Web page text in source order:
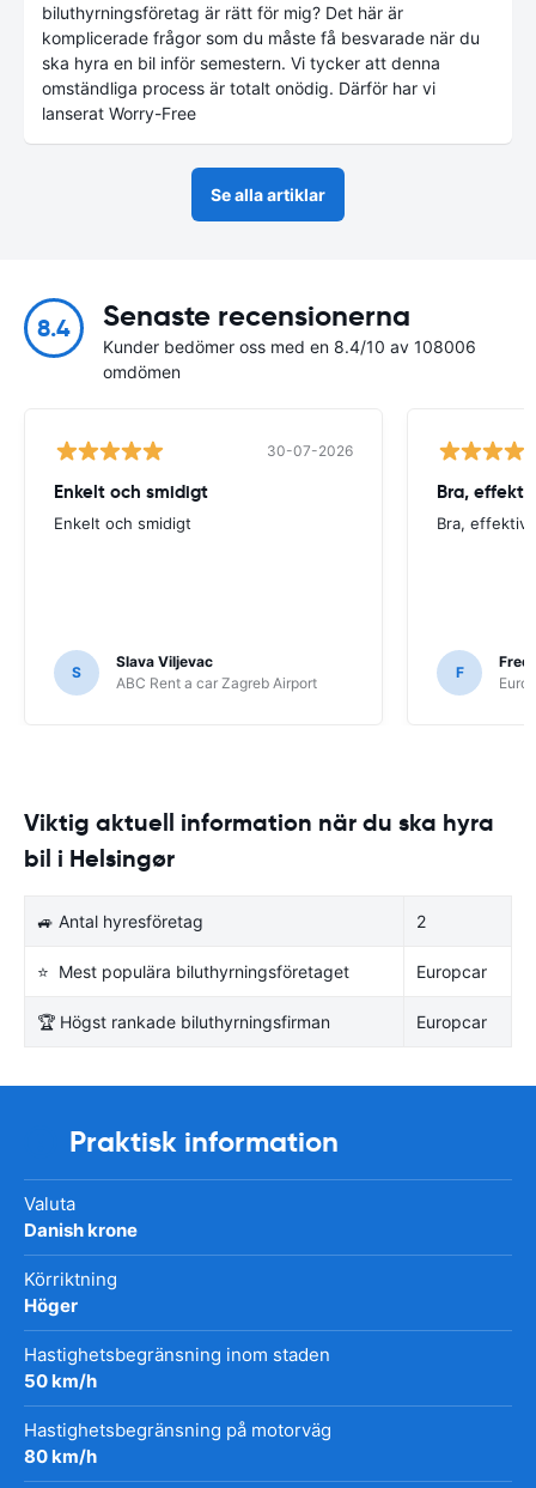
biluthyrningsföretag är rätt för mig? Det här är
komplicerade frågor som du måste få besvarade när du
ska hyra en bil inför semestern. Vi tycker att denna
omständliga process är totalt onödig. Därför har vi
lanserat Worry-Free
Se alla artiklar
8.4 Senaste recensionerna
Kunder bedömer oss med en 8.4/10 av 108006
omdömen
30-07-2026
Enkelt och smidigt
Enkelt och smidigt
S
Slava Viljevac
ABC Rent a car Zagreb Airport
Bra,
Bra, effektiv
F
Viktig aktuell information när du ska hyra
bil i Helsingør
🚙 Antal hyresföretag 2
⭐ Mest populära biluthyrningsföretaget Europcar
🏆 Högst rankade biluthyrningsfirman Europcar
Praktisk information
Valuta
Danish krone
Körriktning
Höger
Hastighetsbegränsning inom staden
50 km/h
Hastighetsbegränsning på motorväg
80 km/h